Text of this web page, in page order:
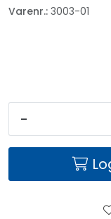
Varenr.: 3003-01
-